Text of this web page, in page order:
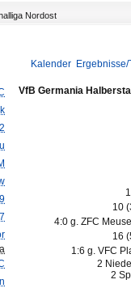
Nordost
Kalender
VfB Germania
10
4:0 g. ZFC
16
1:6 g. VFC
2
2